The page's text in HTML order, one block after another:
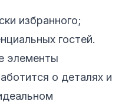
избранного;
гостей.
элементы
о деталях и